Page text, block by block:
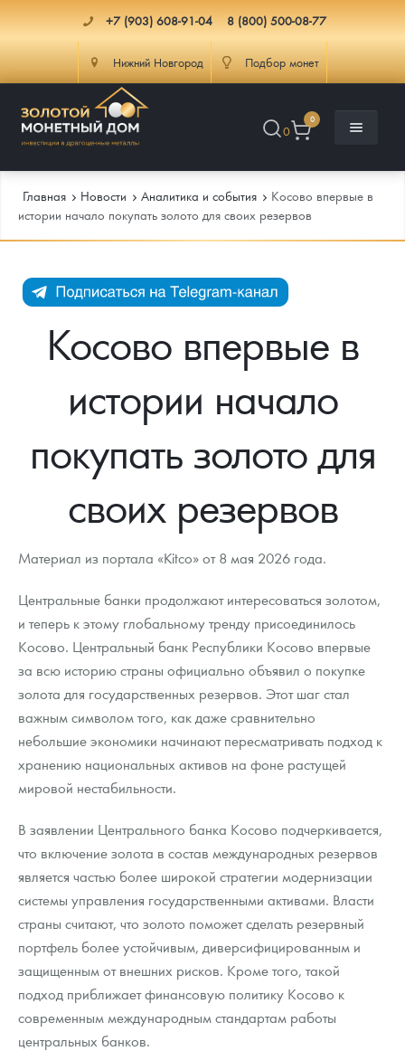
+7 (903) 608-91-04 8 (800) 500-08-77
Нижний Новгород Подбор монет
0
0
Каталог Монет
Инвестиционные монеты
Иностранные
Памятные монеты России и СССР
Монеты Царской России
Монеты стран мира после 1950г
Монеты и жетоны ЗМД
Георгий Победоносец
Золотой червонец Сеятель
Гарри Поттер
Год Лошади
Флот: ледоколы и корабли
Жетоны "Необыкновенные обитатели глубин"
Ювелирные изделия
Золотая карманная галерея
Наборы подарочных и коллекционных монет
Монеты и жетоны из недрагоценных металлов
Книги по нумизматике
Инфо
Как сделать заказ
Клуб ЗМД
Гарантии
Условия возврата
Политика конфиденциальности
Политика использования Cookies
Положение по обработке и защите персональных данных
Доставка
Подбор монет
Информация
Распродажа монет и жетонов
Аналитика и события
Итоги 2025 года. Прогноз курсов золота, серебра, платины на
Котировки
Курс золота и серебра
Письмо директору
Главная Новости Аналитика и события
Косово впервые в
истории начало покупать золото для своих резервов
Косово впервые в
истории начало
покупать золото для
своих резервов
Материал из портала «Kitco» от 8 мая 2026 года.
Центральные банки продолжают интересоваться золотом,
и теперь к этому глобальному тренду присоединилось
Косово. Центральный банк Республики Косово впервые
за всю историю страны официально объявил о покупке
золота для государственных резервов. Этот шаг стал
важным символом того, как даже сравнительно
небольшие экономики начинают пересматривать подход к
хранению национальных активов на фоне растущей
мировой нестабильности.
В заявлении Центрального банка Косово подчеркивается,
что включение золота в состав международных резервов
является частью более широкой стратегии модернизации
системы управления государственными активами. Власти
страны считают, что золото поможет сделать резервный
портфель более устойчивым, диверсифицированным и
защищенным от внешних рисков. Кроме того, такой
подход приближает финансовую политику Косово к
современным международным стандартам работы
центральных банков.